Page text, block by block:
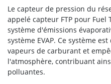
Le capteur de pression du
appelé capteur FTP pour
système d'émissions
système EVAP. Ce système
vapeurs de carburant et
l'atmosphère, contribuant
polluantes.